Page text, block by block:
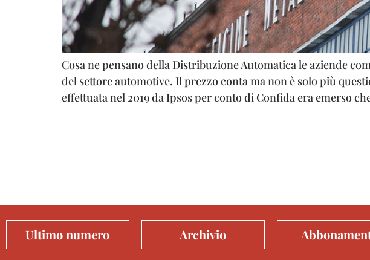
Cosa ne pensano della Distribuzione Automatica le aziende
del settore automotive. Il prezzo conta ma non è solo più
effettuata nel 2019 da Ipsos per conto di Confida era emerso
Ultimo numero Archivio